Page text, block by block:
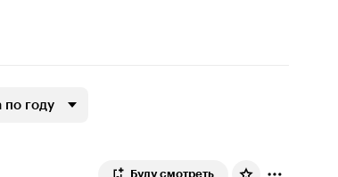
по году
Буду смотреть